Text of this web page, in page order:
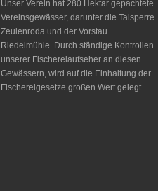
Unser Verein hat 280 Hektar gepachtete
Vereinsgewässer, darunter die Talsperre
Zeulenroda und der Vorstau
Riedelmühle. Durch ständige Kontrollen
unserer Fischereiaufseher an diesen
Gewässern, wird auf die Einhaltung der
Fischereigesetze großen Wert gelegt.